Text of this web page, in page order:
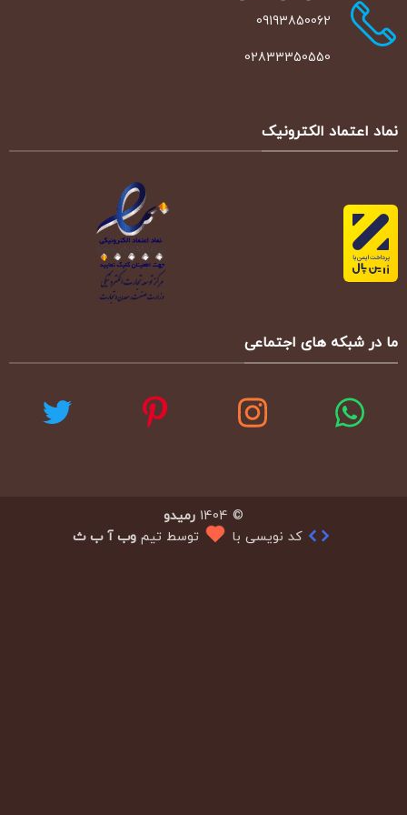
09193850062
02833350550
نماد اعتماد الکترونیک
ما در شبکه های اجتماعی
© 1404
رمیدو
کد نویسی با
توسط تیم وب آ ب ث